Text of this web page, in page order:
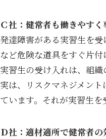
Ｃ社：健常者も働きやす
発達障害がある実習生を
など危険な道具をすぐ片
実習生の受け入れは、組
実は、リスクマネジメン
ています。それが実習生
Ｄ社：適材適所で健常者